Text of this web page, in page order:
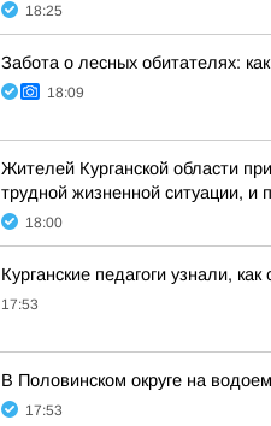
18:25
Забота о лесных обитателях:
18:09
Жителей Курганской области
трудной жизненной ситуации, и
18:00
Курганские педагоги узнали,
17:53
В Половинском округе на
17:53